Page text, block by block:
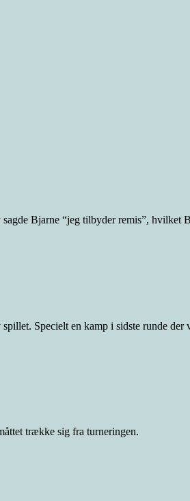
Bjarne “jeg tilbyder remis”,
Specielt en kamp i sidste runde
trække sig fra turneringen.